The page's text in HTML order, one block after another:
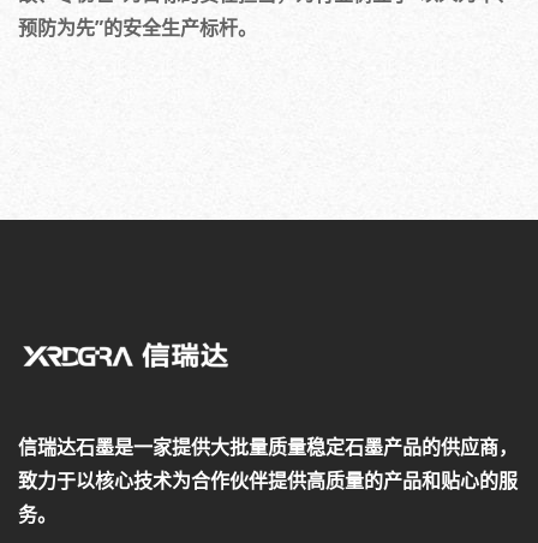
预防为先”的安全生产标杆。
信瑞达石墨是一家提供大批量质量稳定石墨产品的供应商，
致力于以核心技术为合作伙伴提供高质量的产品和贴心的服
务。